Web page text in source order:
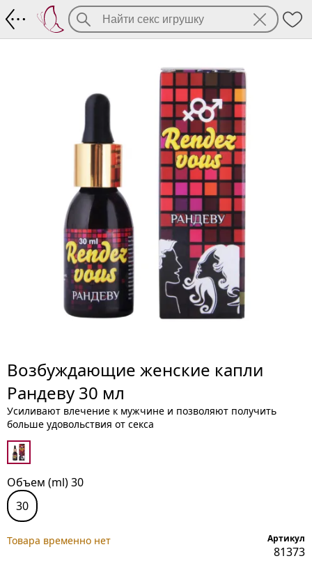
Возбуждающие женские капли
Рандеву 30 мл
Усиливают влечение к мужчине и позволяют получить
больше удовольствия от секса
Объем (ml) 30
30
Товара временно нет Артикул
81373
Возбуждающие женские капли